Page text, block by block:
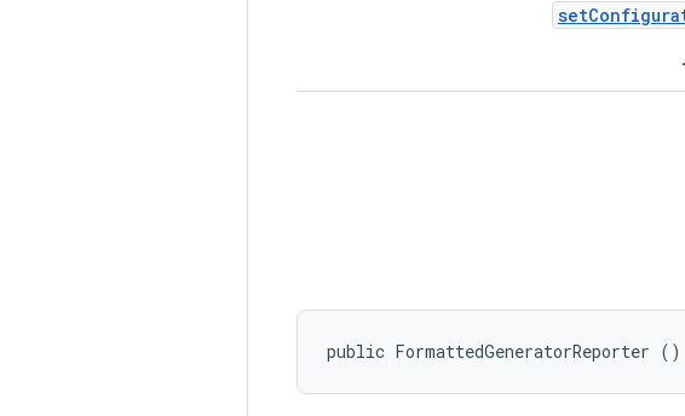
set
public FormattedGeneratorReporter ()